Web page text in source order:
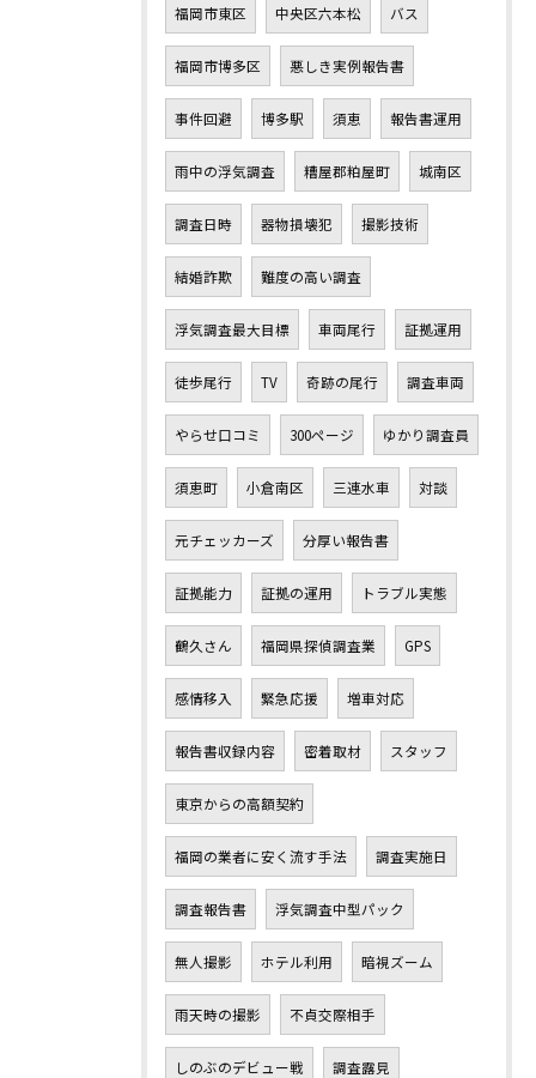
福岡市東区 中央区六本松 バス
福岡市博多区 悪しき実例報告書
事件回避 博多駅 須恵 報告書運用
雨中の浮気調査 糟屋郡粕屋町 城南区
調査日時 器物損壊犯 撮影技術
結婚詐欺 難度の高い調査
浮気調査最大目標 車両尾行 証拠運用
徒歩尾行 TV 奇跡の尾行 調査車両
やらせ口コミ 300ページ ゆかり調査員
須恵町 小倉南区 三連水車 対談
元チェッカーズ 分厚い報告書
証拠能力 証拠の運用 トラブル実態
鶴久さん 福岡県探偵調査業 GPS
感情移入 緊急応援 増車対応
報告書収録内容 密着取材 スタッフ
東京からの高額契約
福岡の業者に安く流す手法 調査実施日
調査報告書 浮気調査中型パック
無人撮影 ホテル利用 暗視ズーム
雨天時の撮影 不貞交際相手
しのぶのデビュー戦 調査露見